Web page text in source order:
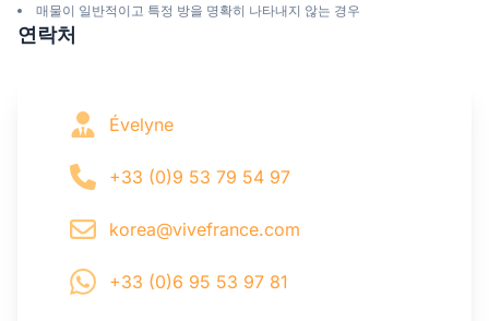
매물이 일반적이고 특정 방을 명확히 나타내지 않는 경우
연락처
Évelyne
+33 (0)9 53 79 54 97
korea@vivefrance.com
+33 (0)6 95 53 97 81